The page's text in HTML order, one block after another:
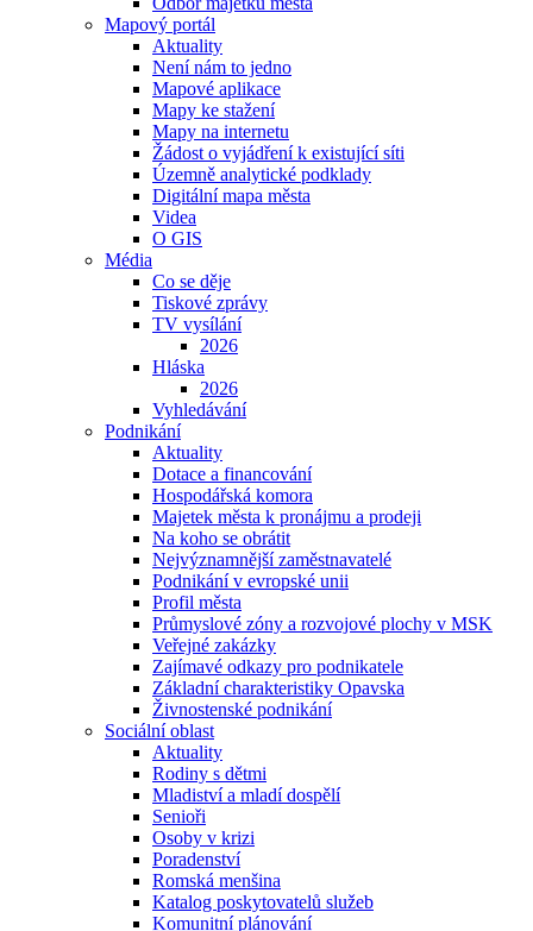
Mapový portál
Aktuality
Není nám to jedno
Mapové aplikace
Mapy ke stažení
Mapy na internetu
Žádost o vyjádření k existující síti
Územně analytické podklady
Digitální mapa města
Videa
O GIS
Média
Co se děje
Tiskové zprávy
TV vysílání
2026
Hláska
2026
Vyhledávání
Podnikání
Aktuality
Dotace a financování
Hospodářská komora
Majetek města k pronájmu a prodeji
Na koho se obrátit
Nejvýznamnější zaměstnavatelé
Podnikání v evropské unii
Profil města
Průmyslové zóny a rozvojové plochy v MSK
Veřejné zakázky
Zajímavé odkazy pro podnikatele
Základní charakteristiky Opavska
Živnostenské podnikání
Sociální oblast
Aktuality
Rodiny s dětmi
Mladiství a mladí dospělí
Senioři
Osoby v krizi
Poradenství
Romská menšina
Katalog poskytovatelů služeb
Komunitní plánování